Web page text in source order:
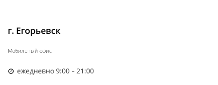
г. Егорьевск
Мобильный офис
ежедневно 9:00 - 21:00